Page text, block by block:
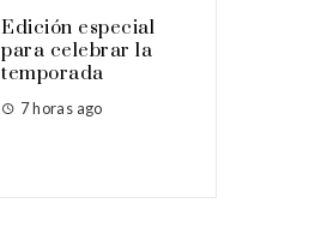
Edición especial
para celebrar la
temporada
7 horas ago